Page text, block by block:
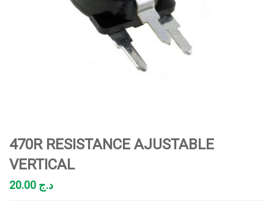
470R RESISTANCE AJUSTABLE
VERTICAL
د.ج